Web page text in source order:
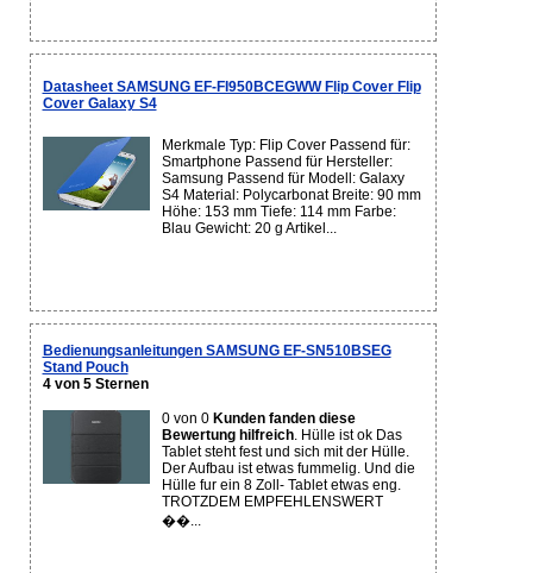
Datasheet SAMSUNG EF-FI950BCEGWW Flip Cover Flip
Cover Galaxy S4
Merkmale Typ: Flip Cover Passend für:
Smartphone Passend für Hersteller:
Samsung Passend für Modell: Galaxy
S4 Material: Polycarbonat Breite: 90 mm
Höhe: 153 mm Tiefe: 114 mm Farbe:
Blau Gewicht: 20 g Artikel...
Bedienungsanleitungen SAMSUNG EF-SN510BSEG
Stand Pouch
4 von 5 Sternen
0 von 0 Kunden fanden diese
Bewertung hilfreich. Hülle ist ok Das
Tablet steht fest und sich mit der Hülle.
Der Aufbau ist etwas fummelig. Und die
Hülle fur ein 8 Zoll- Tablet etwas eng.
TROTZDEM EMPFEHLENSWERT
��...